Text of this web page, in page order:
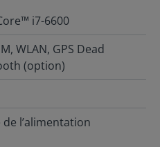
i7-6600
WLAN, GPS Dead
(option)
l’alimentation